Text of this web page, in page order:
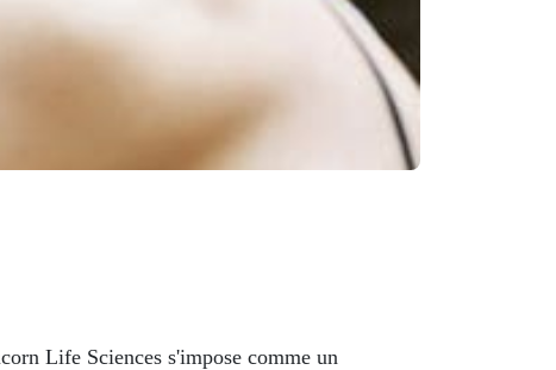
Life Sciences s'impose comme un